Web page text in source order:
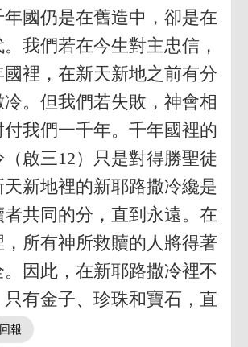
國仍是在舊造中，卻是在
我們若在今生對主忠信，
裡，在新天新地之前有分
。但我們若失敗，神會相
我們一千年。千年國裡的
啟三12）只是對得勝聖徒
新地裡的新耶路撒冷纔是
者共同的分，直到永遠。在
所有神所救贖的人將得著
。因此，在新耶路撒冷裡不
有金子、珍珠和寶石，直